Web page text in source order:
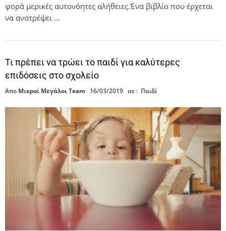
φορά μερικές αυτονόητες αλήθειες.Ένα βιβλίο που έρχεται
να ανατρέψει …
Τι πρέπει να τρώει το παιδί για καλύτερες
επιδόσεις στο σχολείο
Απο Μικροί Μεγάλοι Team 16/03/2019 σε : Παιδί